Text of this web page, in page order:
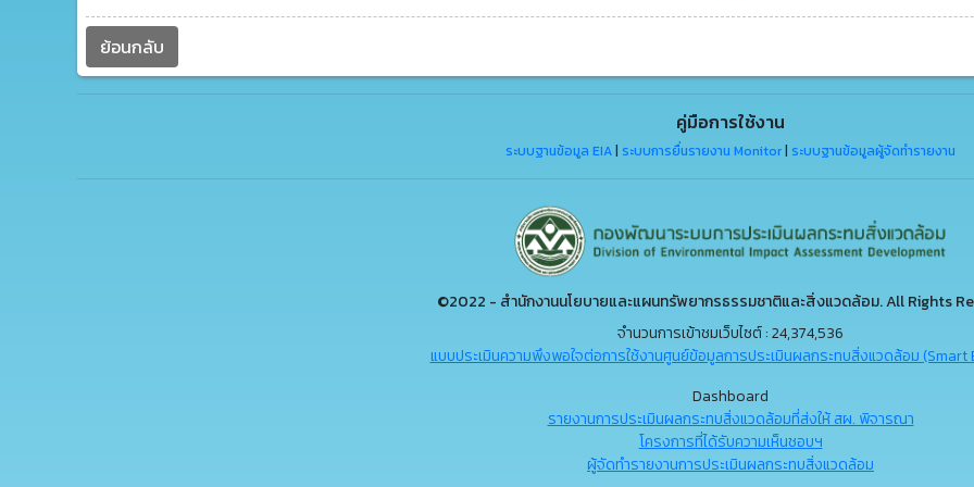
ย้อนกลับ
คู่มือการใช้งาน
ระบบฐานข้อมูล EIA ระบบการยื่นรายงาน Monitor ระบบฐานข้อมูลผู้จัดทำรายงาน
©2022 - สำนักงานนโยบายและแผนทรัพยากรธรรมชาติและสิ่งแวดล้อม. All Rights
จำนวนการเข้าชมเว็บไซต์ : 24,374,536
แบบประเมินความพึงพอใจต่อการใช้งานศูนย์ข้อมูลการประเมินผลกระทบสิ่งแวดล้อม (Smart
Dashboard
รายงานการประเมินผลกระทบสิ่งแวดล้อมที่ส่งให้ สผ. พิจารณา
โครงการที่ได้รับความเห็นชอบฯ
ผู้จัดทำรายงานการประเมินผลกระทบสิ่งแวดล้อม